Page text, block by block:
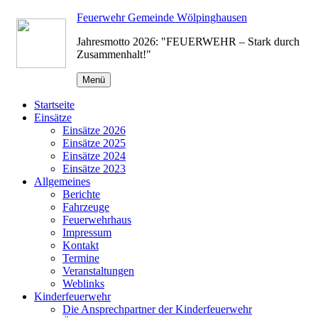
Zum
Inhalt
Feuerwehr Gemeinde Wölpinghausen
Jahresmotto 2026: "FEUERWEHR – Stark durch
Zusammenhalt!"
Menü
Startseite
Einsätze
Einsätze 2026
Einsätze 2025
Einsätze 2024
Einsätze 2023
Allgemeines
Berichte
Fahrzeuge
Feuerwehrhaus
Impressum
Kontakt
Termine
Veranstaltungen
Weblinks
Kinderfeuerwehr
Die Ansprechpartner der Kinderfeuerwehr